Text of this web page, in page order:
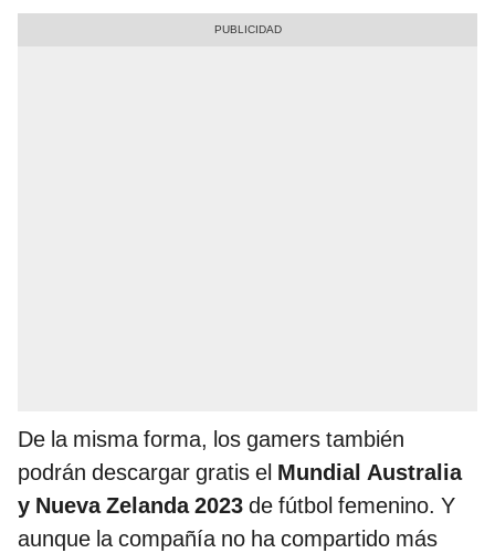
De la misma forma, los gamers también
podrán descargar gratis el Mundial Australia
y Nueva Zelanda 2023 de fútbol femenino. Y
aunque la compañía no ha compartido más